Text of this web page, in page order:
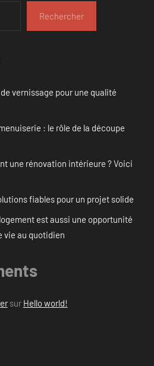
Rechercher
vernissage pour une qualité
: le rôle de la découpe
une rénovation intérieure ? Voici
fiables pour un projet solide
est aussi une opportunité
vie au quotidien
sur Hello world!